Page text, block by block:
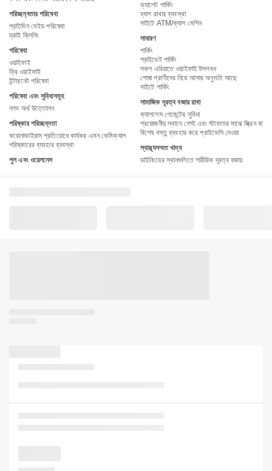
পরিচ্ছন্নতার পরিষেবা
প্রতিদিন মেইড পরিষেবা
ড্রাই ক্লিনিং
পরিষেবা
ওয়াইফাই
ফ্রি ওয়াইফাই
ইন্টারনেট পরিষেবা
পরিষেবা এবং সুবিধাসমূহ
নগদ অর্থ উত্তোলন
পরিষ্কার পরিচ্ছন্নতা
করোনাভাইরাস প্রতিরোধে কার্যকর এমন কেমিক্যাল
পরিষ্কারের ব্যবহার ব্যবস্থা
পুল এবং ওয়েলনেস
ভ্যালেট পার্কিং
ব্যাগ রাখার ব্যবস্থা
সাইটে ATM/ক্যাশ মেশিন
সাধারণ
পার্কিং
প্রাইভেট পার্কিং
সকল এরিয়াতে ওয়াইফাই উপলব্ধ
পোষা প্রাণীদের নিয়ে আসার অনুমতি আছে
সাইটে পার্কিং
সামাজিক দূরত্ব বজায় রাখা
ক্যাশলেস পেমেন্টের সুবিধা
প্রয়োজনীয় স্থানে গেস্ট এবং স্টাফদের মাঝে স্ক্রিন বা
বিশেষ বস্তু ব্যবহার করে প্রাইভেসি দেওয়া
স্বাস্থ্যসম্মত খাদ্য
ডাইনিংয়ের স্থানগুলিতে শারীরিক দূরত্ব বজায়